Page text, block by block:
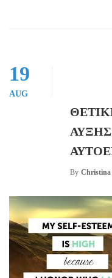
19
AUG
By Christina